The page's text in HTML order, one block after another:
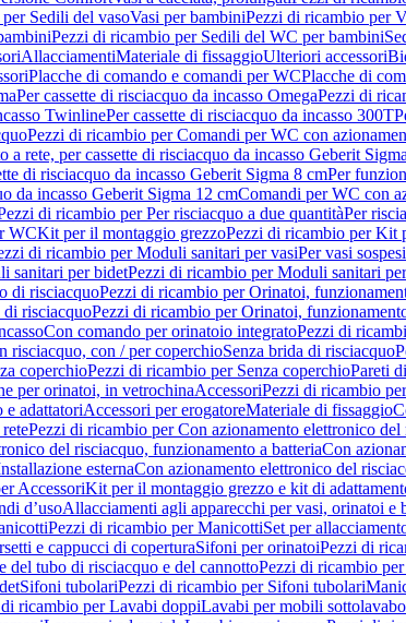
Sedili del vasoVasi per bambiniPezzi di ricambio per
Pezzi di ricambio per Sedili del WC per bambini
AllacciamentiMateriale di fissaggioUlteriori accessori
Placche di comando e comandi per WCPlacche di
Per cassette di risciacquo da incasso OmegaPezzi di
TwinlinePer cassette di risciacquo da incasso 300T
Pezzi di ricambio per Comandi per WC con
rete, per cassette di risciacquo da incasso Geberit
di risciacquo da incasso Geberit Sigma 8 cmPer
da incasso Geberit Sigma 12 cmComandi per WC con
di ricambio per Per risciacquo a due quantitàPer
WCKit per il montaggio grezzoPezzi di ricambio per Kit
di ricambio per Moduli sanitari per vasiPer vasi sospesi
sanitari per bidetPezzi di ricambio per Moduli sanitari
di risciacquoPezzi di ricambio per Orinatoi,
di risciacquoPezzi di ricambio per Orinatoi,
Con comando per orinatoio integratoPezzi di
risciacquo, con / per coperchioSenza brida di risciacquo
coperchioPezzi di ricambio per Senza coperchioPareti
per orinatoi, in vetrochinaAccessoriPezzi di ricambio
adattatoriAccessori per erogatoreMateriale di fissaggio
Pezzi di ricambio per Con azionamento elettronico
del risciacquo, funzionamento a batteriaCon
esternaCon azionamento elettronico del
AccessoriKit per il montaggio grezzo e kit di
d’usoAllacciamenti agli apparecchi per vasi, orinatoi e
Pezzi di ricambio per ManicottiSet per
e cappucci di coperturaSifoni per orinatoiPezzi di
del tubo di risciacquo e del cannottoPezzi di ricambio
Sifoni tubolariPezzi di ricambio per Sifoni tubolari
ricambio per Lavabi doppiLavabi per mobili sottolavabo